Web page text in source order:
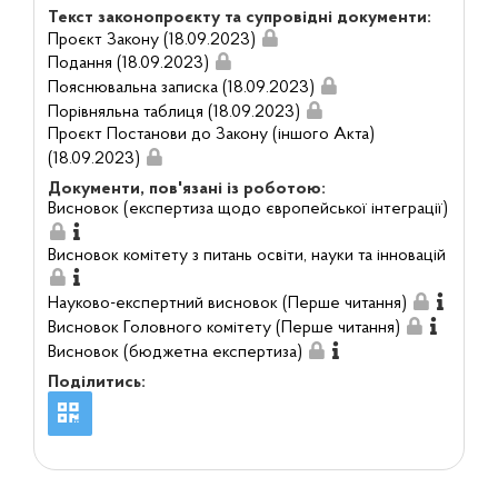
Текст законопроєкту та супровідні документи:
Проєкт Закону (18.09.2023)
Подання (18.09.2023)
Пояснювальна записка (18.09.2023)
Порівняльна таблиця (18.09.2023)
Проєкт Постанови до Закону (іншого Акта)
(18.09.2023)
Документи, пов'язані із роботою:
Висновок (експертиза щодо європейської інтеграції)
Висновок комітету з питань освіти, науки та інновацій
Науково-експертний висновок (Перше читання)
Висновок Головного комітету (Перше читання)
Висновок (бюджетна експертиза)
Поділитись: